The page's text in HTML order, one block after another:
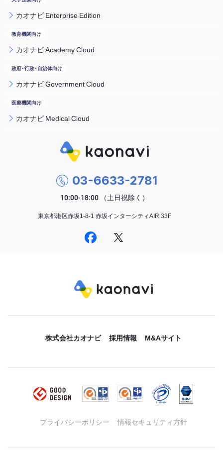
カオナビ Enterprise Edition
カオナビ Academy Cloud
カオナビ Government Cloud
カオナビ Medical Cloud
03-6633-2781
東京都港区赤坂1-8-1 赤坂インターシティAIR 33F
株式会社カオナビ 採用情報 M&Aサイト
プライバシーポリシー 情報セキュリティ方針